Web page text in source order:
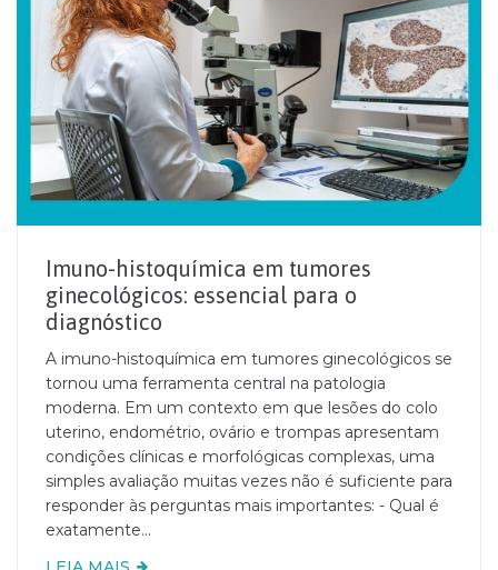
Imuno-histoquímica em tumores
ginecológicos: essencial para o
diagnóstico
A imuno-histoquímica em tumores ginecológicos se
tornou uma ferramenta central na patologia
moderna. Em um contexto em que lesões do colo
uterino, endométrio, ovário e trompas apresentam
condições clínicas e morfológicas complexas, uma
simples avaliação muitas vezes não é suficiente para
responder às perguntas mais importantes: - Qual é
exatamente...